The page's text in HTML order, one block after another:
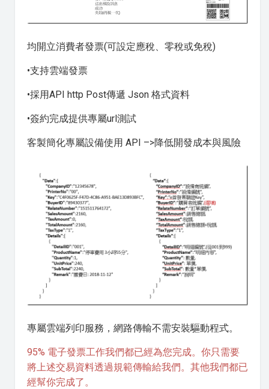
均開立消費者發票(可設定應稅、零稅或免稅)
•支持雲端發票
•採用API http Post傳遞 Json 格式資料
•簽約完成提供專屬url測試
客製簡化專屬設備使用 API –>降低開發成本與風險
專屬雲端列印服務，網路傳輸不需安裝驅動程式。
95% 電子發票工作我們都已經為您完成。你只需要
將上述交易資料透過規範傳輸給我們。其他我們都已
經幫你完成了。